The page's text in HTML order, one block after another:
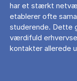
har et stærkt
etablerer ofte
studerende. Dette
værdifuld
kontakter allerede